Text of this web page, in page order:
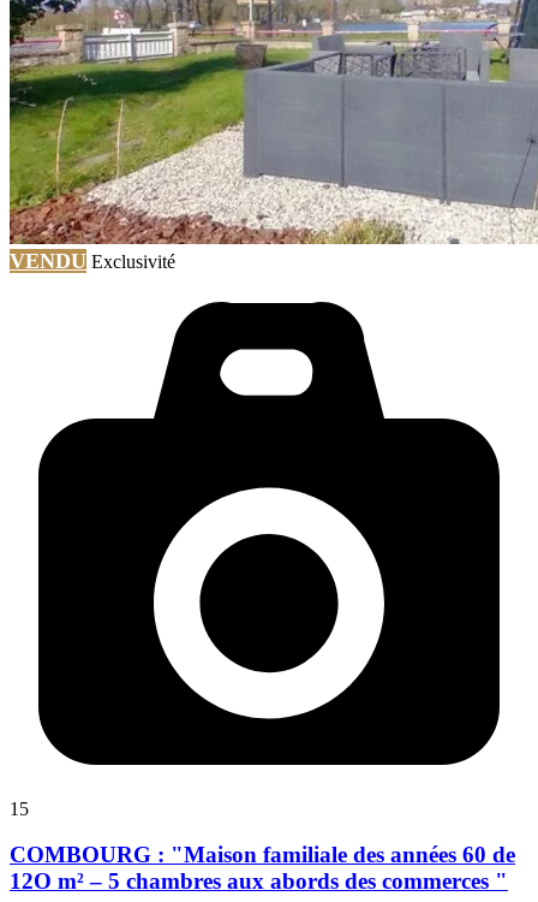
VENDU Exclusivité
15
COMBOURG : "Maison familiale des années 60 de
12O m² – 5 chambres aux abords des commerces "